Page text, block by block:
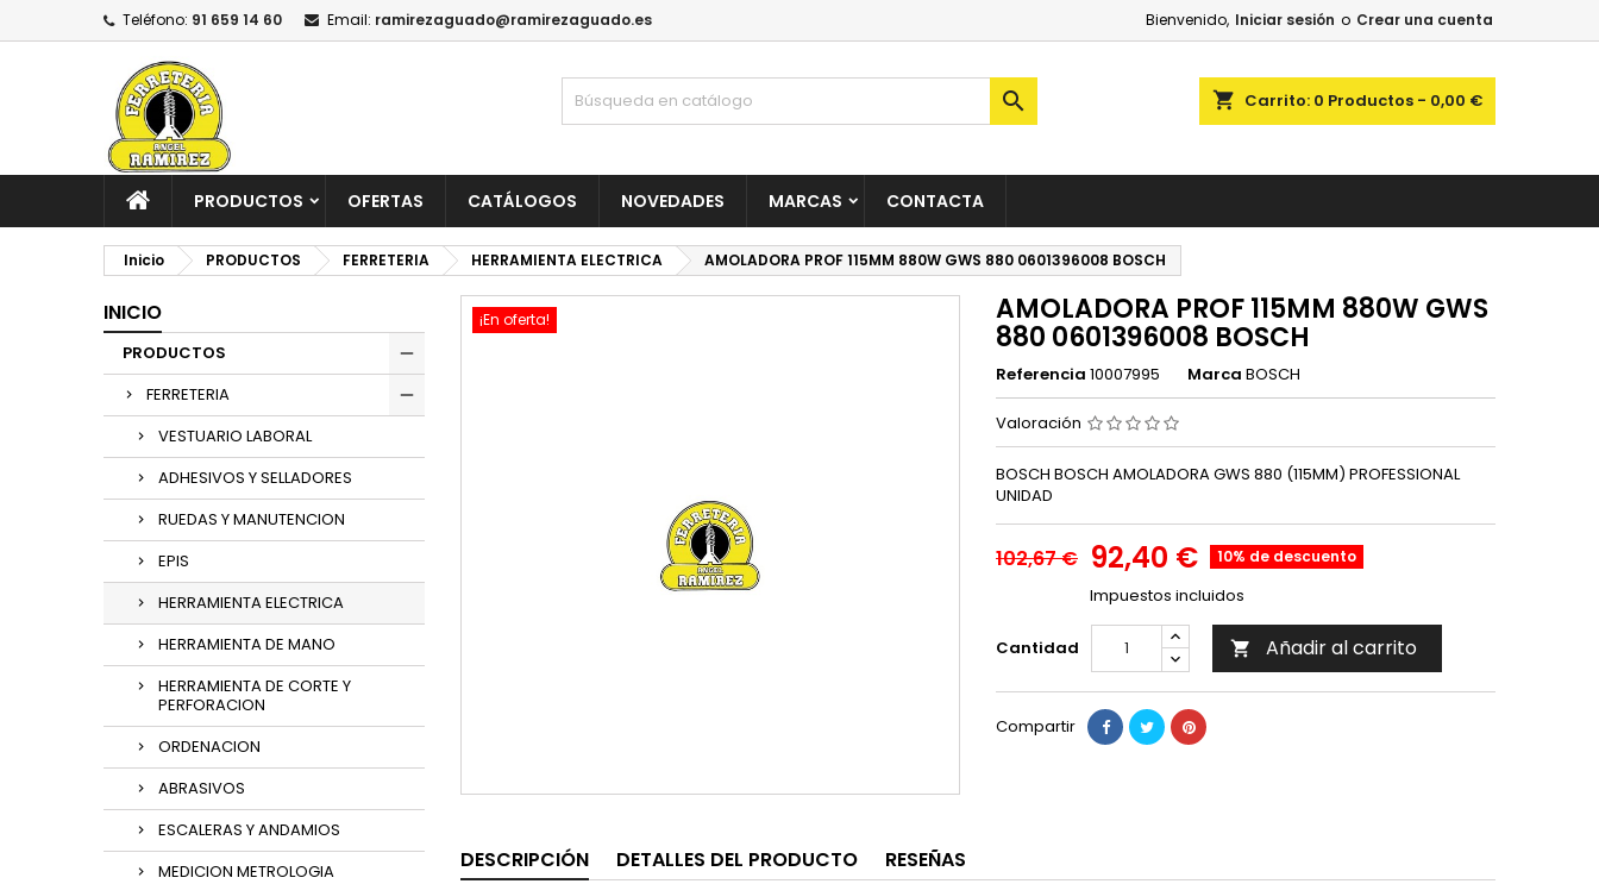
Teléfono: 91 659 14 60 Email: ramirezaguado@ramirezaguado.es Bienvenido, Iniciar sesión o Crear una cuenta
shopping_cart Carrito: 0 Productos - 0,00 €

PRODUCTOS OFERTAS CATÁLOGOS NOVEDADES MARCAS CONTACTA
Inicio PRODUCTOS FERRETERIA HERRAMIENTA ELECTRICA AMOLADORA PROF 115MM 880W GWS 880 0601396008 BOSCH
INICIO
PRODUCTOS
FERRETERIA
VESTUARIO LABORAL
ADHESIVOS Y SELLADORES
RUEDAS Y MANUTENCION
EPIS
HERRAMIENTA ELECTRICA
HERRAMIENTA DE MANO
HERRAMIENTA DE CORTE Y
PERFORACION
ORDENACION
ABRASIVOS
ESCALERAS Y ANDAMIOS
MEDICION METROLOGIA
¡En oferta! AMOLADORA PROF 115MM 880W GWS
880 0601396008 BOSCH
Referencia 10007995 Marca BOSCH
Valoración
BOSCH BOSCH AMOLADORA GWS 880 (115MM) PROFESSIONAL
UNIDAD
102,67 € 92,40 € 10% de descuento
Impuestos incluidos
Cantidad  Añadir al carrito
Compartir
DESCRIPCIÓN DETALLES DEL PRODUCTO RESEÑAS